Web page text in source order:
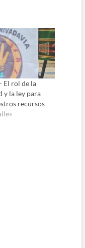
El rol de la
y la ley para
recursos